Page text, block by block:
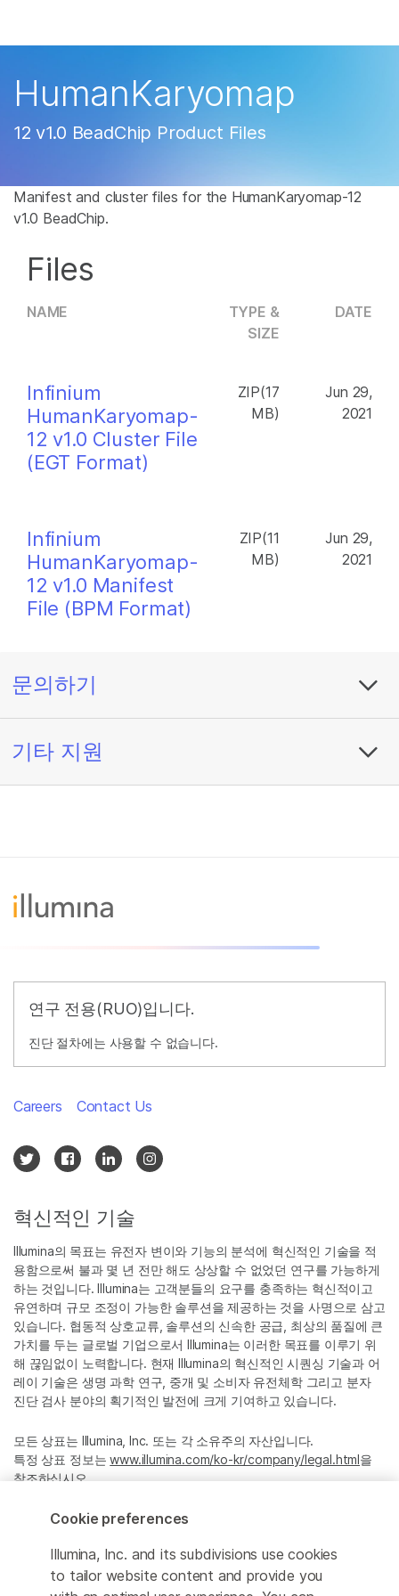
학습
지원
HumanKaryomap
12 v1.0 BeadChip Product Files
Manifest and cluster files for the HumanKaryomap-12
v1.0 BeadChip.
Files
NAME
TYPE &
SIZE
DATE
Infinium
HumanKaryomap-
12 v1.0 Cluster File
(EGT Format)
ZIP(17
MB)
Jun 29,
2021
Infinium
HumanKaryomap-
12 v1.0 Manifest
File (BPM Format)
ZIP(11
MB)
Jun 29,
2021
문의하기
기타 지원
연구 전용(RUO)입니다.
진단 절차에는 사용할 수 없습니다.
혁신적인 기술
Illumina의 목표는 유전자 변이와 기능의 분석에 혁신적인 기술을 적
용함으로써 불과 몇 년 전만 해도 상상할 수 없었던 연구를 가능하게
하는 것입니다. Illumina는 고객분들의 요구를 충족하는 혁신적이고
유연하며 규모 조정이 가능한 솔루션을 제공하는 것을 사명으로 삼고
있습니다. 협동적 상호교류, 솔루션의 신속한 공급, 최상의 품질에 큰
가치를 두는 글로벌 기업으로서 Illumina는 이러한 목표를 이루기 위
해 끊임없이 노력합니다. 현재 Illumina의 혁신적인 시퀀싱 기술과 어
레이 기술은 생명 과학 연구, 중개 및 소비자 유전체학 그리고 분자
진단 검사 분야의 획기적인 발전에 크게 기여하고 있습니다.
모든 상표는 Illumina, Inc. 또는 각 소유주의 자산입니다.
특정 상표 정보는www.illumina.com/ko-kr/company/legal.html을
참조하십시오.
Privacy Policy
Careers Contact Us
습니다. 주요 관심 분야를 선택해 주세요:
×
미생물학 연구
임상 종양학 연구
생식 보건 연구
Cookie preferences
Illumina, Inc. and its subdivisions use cookies
to tailor website content and provide you